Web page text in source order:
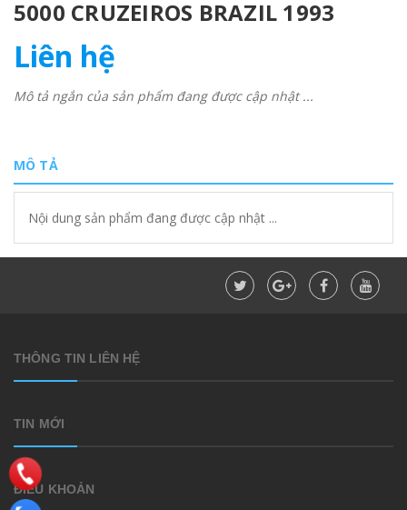
5000 CRUZEIROS BRAZIL 1993
Liên hệ
Mô tả ngắn của sản phẩm đang được cập nhật ...
MÔ TẢ
Nội dung sản phẩm đang được cập nhật ...
THÔNG TIN LIÊN HỆ
TIN MỚI
ĐIỀU KHOẢN